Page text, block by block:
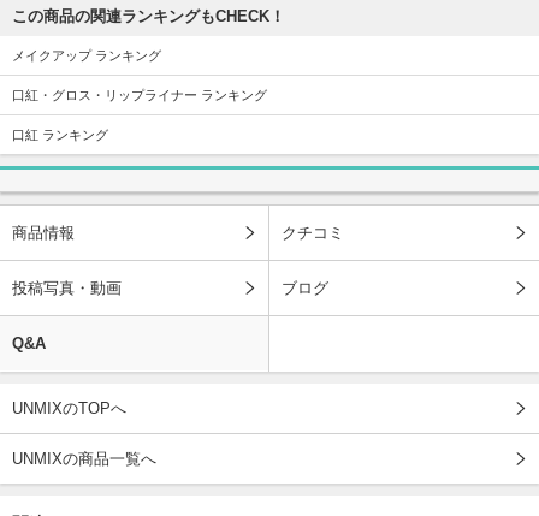
この商品の関連ランキングもCHECK！
メイクアップ ランキング
口紅・グロス・リップライナー ランキング
口紅 ランキング
商品情報 クチコミ
投稿写真・動画 ブログ
Q&A
UNMIXのTOPへ
UNMIXの商品一覧へ